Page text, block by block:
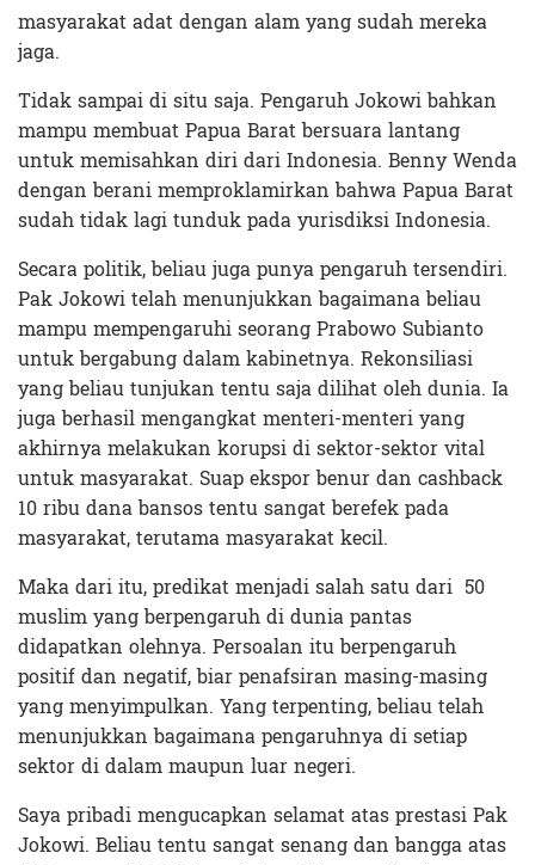
masyarakat adat dengan alam yang sudah mereka
jaga.
Tidak sampai di situ saja. Pengaruh Jokowi bahkan
mampu membuat Papua Barat bersuara lantang
untuk memisahkan diri dari Indonesia. Benny Wenda
dengan berani memproklamirkan bahwa Papua Barat
sudah tidak lagi tunduk pada yurisdiksi Indonesia.
Secara politik, beliau juga punya pengaruh tersendiri.
Pak Jokowi telah menunjukkan bagaimana beliau
mampu mempengaruhi seorang Prabowo Subianto
untuk bergabung dalam kabinetnya. Rekonsiliasi
yang beliau tunjukan tentu saja dilihat oleh dunia. Ia
juga berhasil mengangkat menteri-menteri yang
akhirnya melakukan korupsi di sektor-sektor vital
untuk masyarakat. Suap ekspor benur dan cashback
10 ribu dana bansos tentu sangat berefek pada
masyarakat, terutama masyarakat kecil.
Maka dari itu, predikat menjadi salah satu dari 50
muslim yang berpengaruh di dunia pantas
didapatkan olehnya. Persoalan itu berpengaruh
positif dan negatif, biar penafsiran masing-masing
yang menyimpulkan. Yang terpenting, beliau telah
menunjukkan bagaimana pengaruhnya di setiap
sektor di dalam maupun luar negeri.
Saya pribadi mengucapkan selamat atas prestasi Pak
Jokowi. Beliau tentu sangat senang dan bangga atas